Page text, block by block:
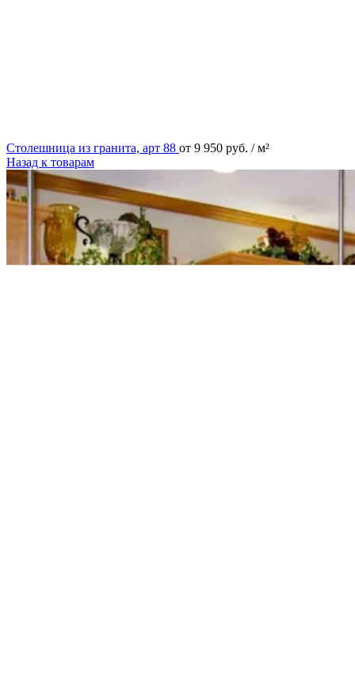
Столешница из гранита, арт 88 от 9 950 руб. / м²
Назад к товарам